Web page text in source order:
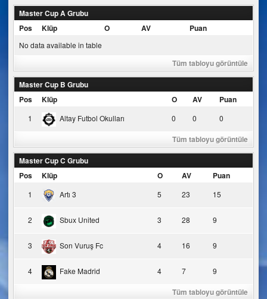
Master Cup A Grubu
Pos
Klüp O AV Puan
No data available in table
Tüm tabloyu görüntüle
Master Cup B Grubu
Pos
Klüp O AV Puan
1 Altay Futbol Okulları 0 0 0
Tüm tabloyu görüntüle
Master Cup C Grubu
Pos
Klüp O AV Puan
1 Artı 3 5 23 15
2 Sbux United 3 28 9
3 Son Vuruş Fc 4 16 9
4 Fake Madrid 4 7 9
Tüm tabloyu görüntüle